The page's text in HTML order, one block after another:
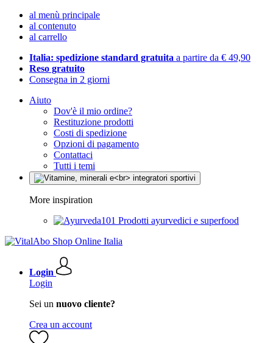
al menù principale
al contenuto
al carrello
Italia: spedizione standard gratuita a partire da € 49,90
Reso gratuito
Consegna in 2 giorni
Aiuto
Dov'è il mio ordine?
Restituzione prodotti
Costi di spedizione
Opzioni di pagamento
Contattaci
Tutti i temi
More inspiration
Prodotti ayurvedici e superfood
Login
Login
Sei un nuovo cliente?
Crea un account